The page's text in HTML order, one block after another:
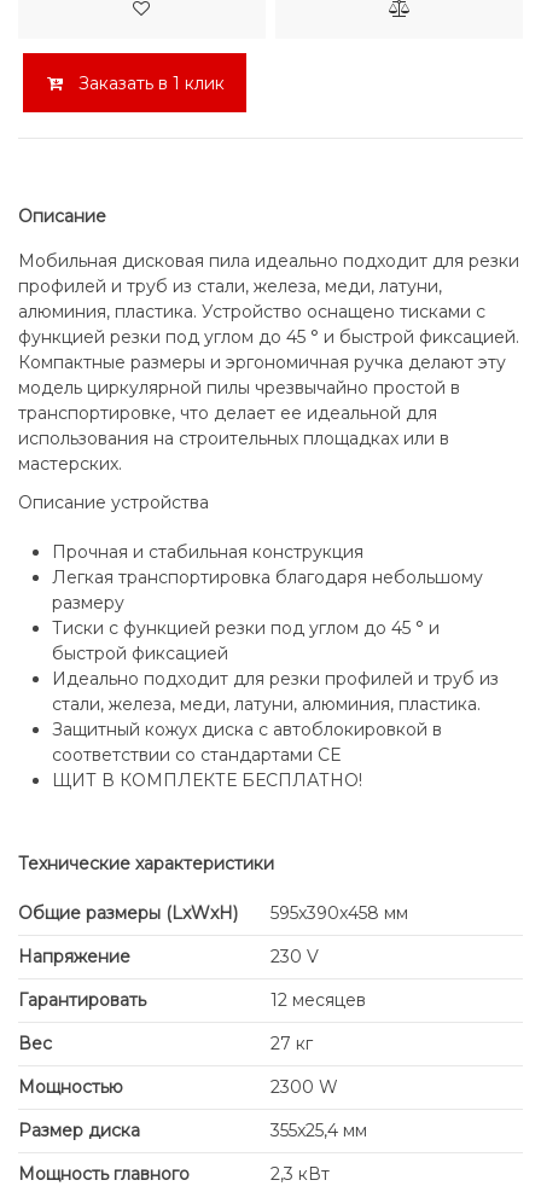
Заказать в 1 клик
Описание
Мобильная дисковая пила идеально подходит для резки
профилей и труб из стали, железа, меди, латуни,
алюминия, пластика. Устройство оснащено тисками с
функцией резки под углом до 45 ° и быстрой фиксацией.
Компактные размеры и эргономичная ручка делают эту
модель циркулярной пилы чрезвычайно простой в
транспортировке, что делает ее идеальной для
использования на строительных площадках или в
мастерских.
Описание устройства
Прочная и стабильная конструкция
Легкая транспортировка благодаря небольшому
размеру
Тиски с функцией резки под углом до 45 ° и
быстрой фиксацией
Идеально подходит для резки профилей и труб из
стали, железа, меди, латуни, алюминия, пластика.
Защитный кожух диска с автоблокировкой в
соответствии со стандартами CE
ЩИТ В КОМПЛЕКТЕ БЕСПЛАТНО!
Технические характеристики
Общие размеры (LxWxH)
595x390x458 мм
Напряжение
230 V
Гарантировать
12 месяцев
Вес
27 кг
Мощностью
2300 W
Размер диска
355x25,4 мм
Мощность главного
2,3 кВт